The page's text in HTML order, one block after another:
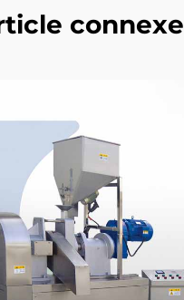
connexe